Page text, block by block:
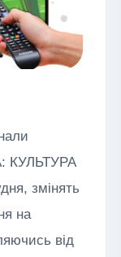
КУЛЬТУРА
змінять
на
від